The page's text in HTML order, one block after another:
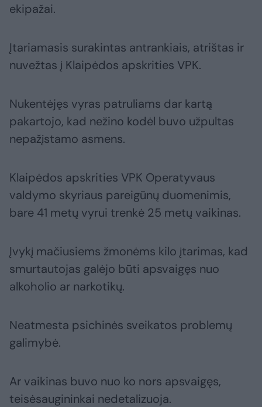
ekipažai.
Įtariamasis surakintas antrankiais, atrištas ir
nuvežtas į Klaipėdos apskrities VPK.
Nukentėjęs vyras patruliams dar kartą
pakartojo, kad nežino kodėl buvo užpultas
nepažįstamo asmens.
Klaipėdos apskrities VPK Operatyvaus
valdymo skyriaus pareigūnų duomenimis,
bare 41 metų vyrui trenkė 25 metų vaikinas.
Įvykį mačiusiems žmonėms kilo įtarimas, kad
smurtautojas galėjo būti apsvaigęs nuo
alkoholio ar narkotikų.
Neatmesta psichinės sveikatos problemų
galimybė.
Ar vaikinas buvo nuo ko nors apsvaigęs,
teisėsaugininkai nedetalizuoja.